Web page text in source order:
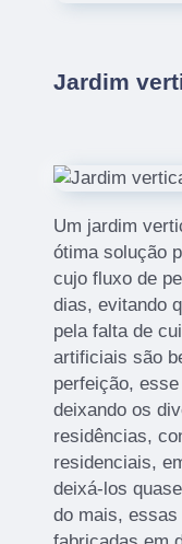
Jardim
Um jardim
ótima solução
cujo fluxo de
dias, evitando
pela falta de
artificiais são
perfeição,
deixando os
residências,
residenciais,
deixá-los
do mais,